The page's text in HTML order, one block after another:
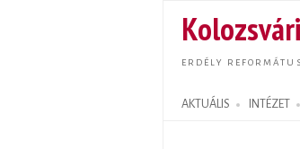
ERDÉLY
AKTUÁLIS INTÉZET
Search form